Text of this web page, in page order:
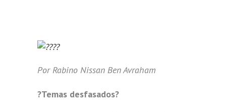
Por Rabino Nissan Ben Avraham
?Temas desfasados?